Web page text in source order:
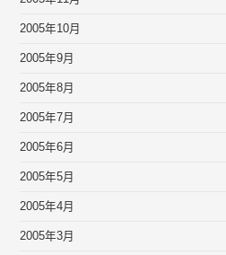
2005年10月
2005年9月
2005年8月
2005年7月
2005年6月
2005年5月
2005年4月
2005年3月